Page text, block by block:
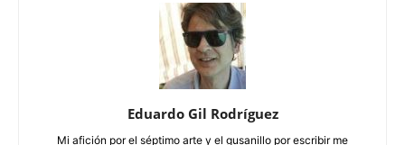
Eduardo Gil Rodríguez
Mi afición por el séptimo arte y el gusanillo por escribir me